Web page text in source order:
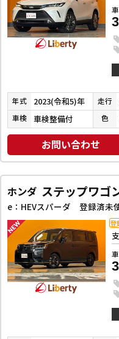
年式 2023(令和5)年 走行
車検 車検整備付 色
お問い合わせ
ホンダ ステップワゴ
登